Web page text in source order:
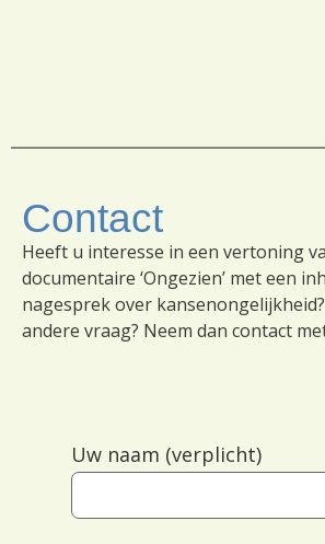
Contact
Heeft u interesse in een vertoning
documentaire ‘Ongezien’ met een
nagesprek over
andere vraag? Neem dan contact
Uw naam (verplicht)